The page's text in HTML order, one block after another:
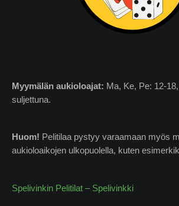
Myymälän aukioloajat: Ma, Ke, Pe: 12-
suljettuna.
Huom! Pelitilaa pystyy varaamaan myös
aukioloaikojen ulkopuolella, kuten
Spelivinkin Pelitilat – Spelivinkki